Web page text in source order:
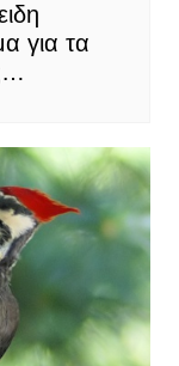
για τα